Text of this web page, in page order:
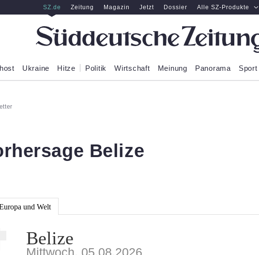
SZ.de Zeitung Magazin Jetzt Dossier Alle SZ-Produkte
Ukraine Hitze Politik Wirtschaft Meinung Panorama Sport
Belize
und Welt
Belize
Mittwoch, 05.08.2026